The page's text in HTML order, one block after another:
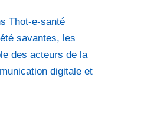
Thot-e-santé
savantes, les
des acteurs de la
digitale et